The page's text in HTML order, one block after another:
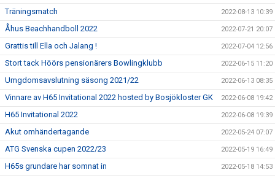
Träningsmatch 2022-08-13 10:39
Åhus Beachhandboll 2022 2022-07-21 20:07
Grattis till Ella och Jalang ! 2022-07-04 12:56
Stort tack Höörs pensionärers Bowlingklubb 2022-06-15 11:20
Umgdomsavslutning säsong 2021/22 2022-06-13 08:35
Vinnare av H65 Invitational 2022 hosted by Bosjökloster GK 2022-06-08 19:42
H65 Invitational 2022 2022-06-08 19:39
Akut omhändertagande 2022-05-24 07:07
ATG Svenska cupen 2022/23 2022-05-19 16:49
H65s grundare har somnat in 2022-05-18 14:53